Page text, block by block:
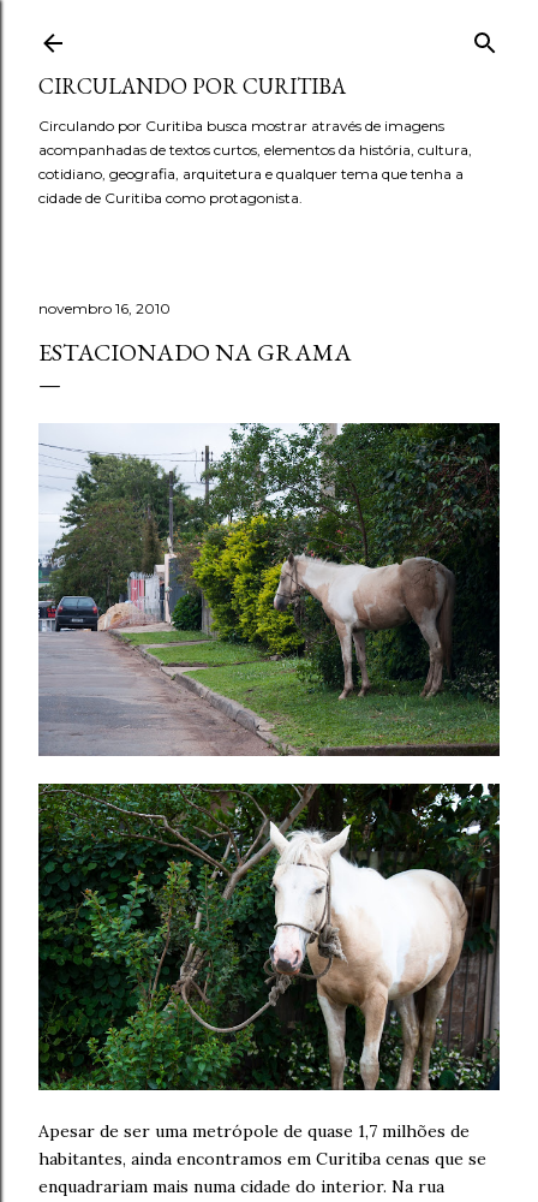
CIRCULANDO POR CURITIBA
Circulando por Curitiba busca mostrar através de imagens
acompanhadas de textos curtos, elementos da história, cultura,
cotidiano, geografia, arquitetura e qualquer tema que tenha a
cidade de Curitiba como protagonista.
novembro 16, 2010
ESTACIONADO NA GRAMA
Apesar de ser uma metrópole de quase 1,7 milhões de
habitantes, ainda encontramos em Curitiba cenas que se
enquadrariam mais numa cidade do interior. Na rua